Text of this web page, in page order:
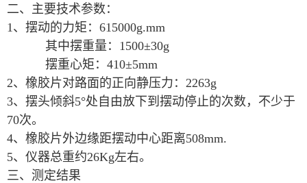
二、 主要技术参数：
1、摆动的力矩：615000g.mm
其中摆重量：1500±30g
摆重心矩：410±5mm
2、橡胶片对路面的正向静压力：2263g
3、摆头倾斜5°处自由放下到摆动停止的次数，不少于
70次。
4、橡胶片外边缘距摆动中心距离508mm.
5、仪器总重约26Kg左右。
三、测定结果